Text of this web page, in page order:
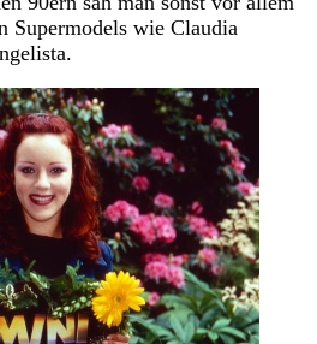
Supermodels wie Claudia